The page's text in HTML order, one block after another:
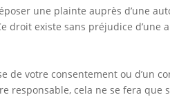
une plainte auprès d’une
existe sans préjudice
de votre consentement ou d’un
cela ne se fera que